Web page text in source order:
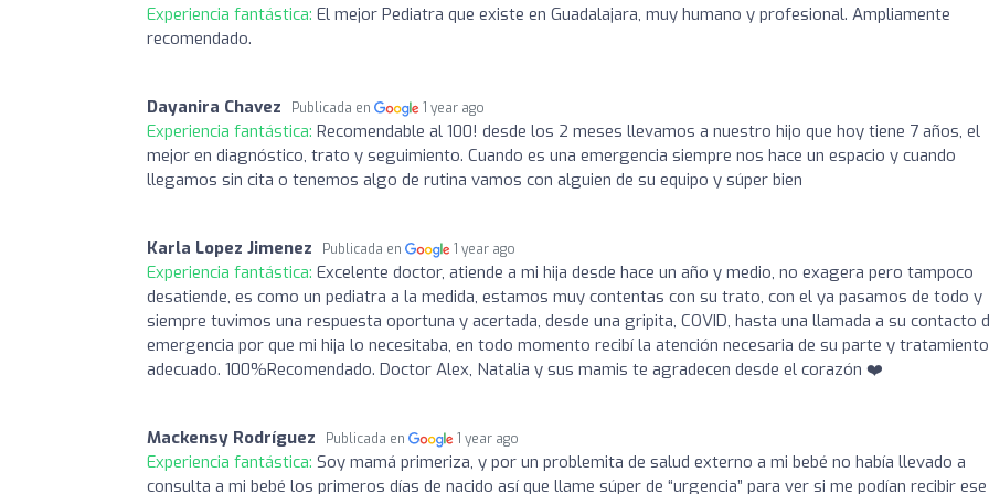
Experiencia fantástica: El mejor Pediatra que existe en Guadalajara, muy humano y profesional. Ampliamente
recomendado.
Dayanira Chavez Publicada en 1 year ago
Experiencia fantástica: Recomendable al 100! desde los 2 meses llevamos a nuestro hijo que hoy tiene 7 años, el
mejor en diagnóstico, trato y seguimiento. Cuando es una emergencia siempre nos hace un espacio y cuando
llegamos sin cita o tenemos algo de rutina vamos con alguien de su equipo y súper bien
Karla Lopez Jimenez Publicada en 1 year ago
Experiencia fantástica: Excelente doctor, atiende a mi hija desde hace un año y medio, no exagera pero tampoco
desatiende, es como un pediatra a la medida, estamos muy contentas con su trato, con el ya pasamos de todo y
siempre tuvimos una respuesta oportuna y acertada, desde una gripita, COVID, hasta una llamada a su contacto
emergencia por que mi hija lo necesitaba, en todo momento recibí la atención necesaria de su parte y tratamiento
adecuado. 100%Recomendado. Doctor Alex, Natalia y sus mamis te agradecen desde el corazón ❤️
Mackensy Rodríguez Publicada en 1 year ago
Experiencia fantástica: Soy mamá primeriza, y por un problemita de salud externo a mi bebé no había llevado a
consulta a mi bebé los primeros días de nacido así que llame súper de “urgencia” para ver si me podían recibir ese